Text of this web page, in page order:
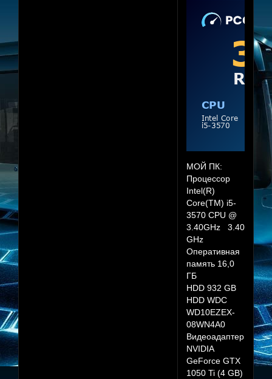
МОЙ ПК:
Процессор
Intel(R)
Core(TM) i5-
3570 CPU @
3.40GHz 3.40
GHz
Оперативная
память 16,0
ГБ
HDD 932 GB
HDD WDC
WD10EZEX-
08WN4A0
Видеоадаптер
NVIDIA
GeForce GTX
1050 Ti (4 GB)